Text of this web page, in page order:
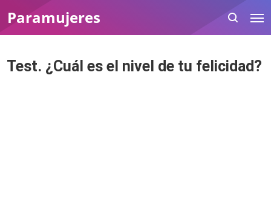
Paramujeres
Test. ¿Cuál es el nivel de tu felicidad?